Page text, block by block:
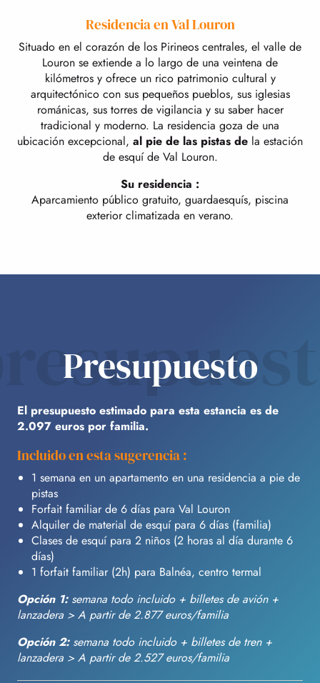
Residencia en Val Louron
Situado en el corazón de los Pirineos centrales, el valle de
Louron se extiende a lo largo de una veintena de
kilómetros y ofrece un rico patrimonio cultural y
arquitectónico con sus pequeños pueblos, sus iglesias
románicas, sus torres de vigilancia y su saber hacer
tradicional y moderno. La residencia goza de una
ubicación excepcional, al pie de las pistas de la estación
de esquí de Val Louron.
Su residencia :
Aparcamiento público gratuito, guardaesquís, piscina
exterior climatizada en verano.
Presupuesto
El presupuesto estimado para esta estancia es de
2.097 euros por familia.
Incluido en esta sugerencia :
1 semana en un apartamento en una residencia a pie de
pistas
Forfait familiar de 6 días para Val Louron
Alquiler de material de esquí para 6 días (familia)
Clases de esquí para 2 niños (2 horas al día durante 6
días)
1 forfait familiar (2h) para Balnéa, centro termal
Opción 1:semana todo incluido + billetes de avión +
lanzadera > A partir de 2.877 euros/familia
Opción 2:semana todo incluido + billetes de tren +
lanzadera > A partir de 2.527 euros/familia